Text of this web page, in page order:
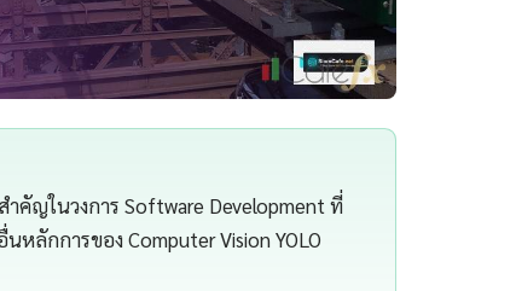
ำคัญในวงการ Software Development ที่
ลักการของ Computer Vision YOLO